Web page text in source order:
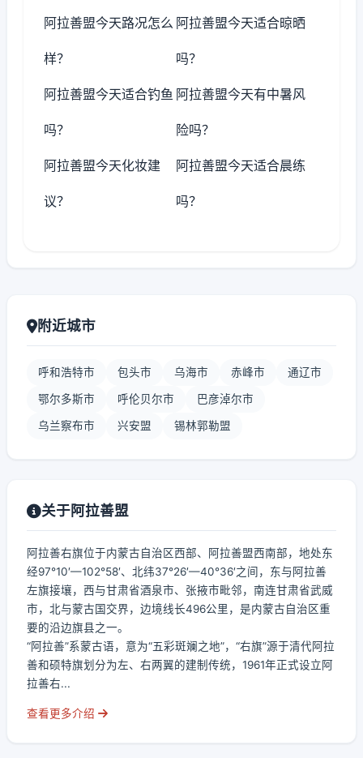
阿拉善盟今天路况怎么
样？
阿拉善盟今天适合晾晒
吗？
阿拉善盟今天适合钓鱼
吗？
阿拉善盟今天有中暑风
险吗？
阿拉善盟今天化妆建
议？
阿拉善盟今天适合晨练
吗？
附近城市
呼和浩特市 包头市 乌海市 赤峰市 通辽市
鄂尔多斯市 呼伦贝尔市 巴彦淖尔市
乌兰察布市 兴安盟 锡林郭勒盟
关于阿拉善盟
阿拉善右旗位于内蒙古自治区西部、阿拉善盟西南部，地处东
经97°10′—102°58′、北纬37°26′—40°36′之间，东与阿拉善
左旗接壤，西与甘肃省酒泉市、张掖市毗邻，南连甘肃省武威
市，北与蒙古国交界，边境线长496公里，是内蒙古自治区重
要的沿边旗县之一。
“阿拉善”系蒙古语，意为“五彩斑斓之地”，“右旗”源于清代阿拉
善和硕特旗划分为左、右两翼的建制传统，1961年正式设立阿
拉善右...
查看更多介绍